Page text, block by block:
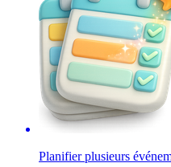
Planifier plusieurs